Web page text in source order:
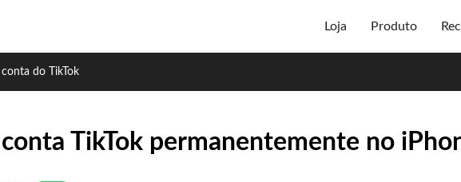
Loja Produto
conta do TikTok
TikTok permanentemente no